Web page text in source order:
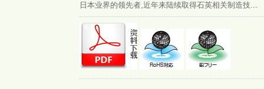
日本业界的领先者,近年来陆续取得石英相关制造技...